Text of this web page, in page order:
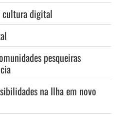
cultura digital
pesqueiras
na Ilha em novo